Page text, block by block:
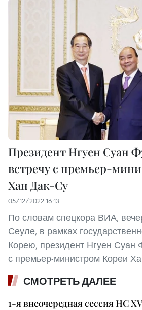
Президент Нгуен Суан
встречу с премьер-
Хан Дак-Су
05/12/2022 16:13
По словам спецкора ВИА,
Сеуле, в рамках
Корею, президент Нгуен Суан
с премьер-министром Кореи
СМОТРЕТЬ ДАЛЕЕ
1-я внеочередная сессия НС